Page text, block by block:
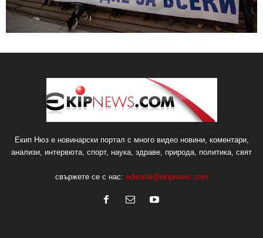
Екип Нюз е новинарски портал с много видео новини, коментари,
анализи, интервюта, спорт, наука, здраве, природа, политика, свят
свържете се с нас: editorial@ekipnews.com